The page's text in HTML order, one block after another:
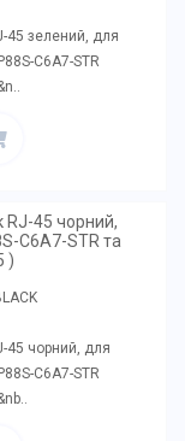
45 зелений, для
C6A7-STR
RJ-45 чорний,
C6A7-STR та
)
45 чорний, для
C6A7-STR